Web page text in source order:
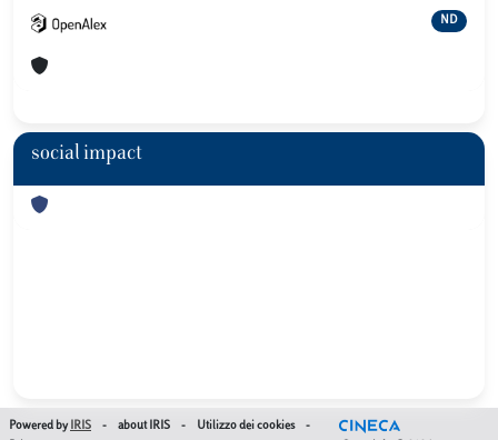
ND
social impact
Powered by IRIS - about IRIS - Utilizzo dei cookies -